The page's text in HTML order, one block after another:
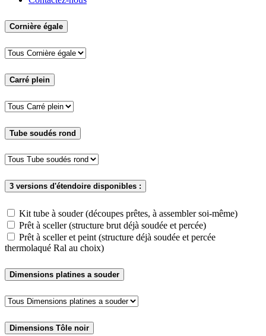
Cornière égale
Carré plein
Tube soudés rond
3 versions d'étendoire disponibles :
Kit tube à souder (découpes prêtes, à assembler soi-même)
Prêt à sceller (structure brut déjà soudée et percée)
Prêt à sceller et peint (structure déjà soudée et percée
thermolaqué Ral au choix)
Dimensions platines a souder
Dimensions Tôle noir